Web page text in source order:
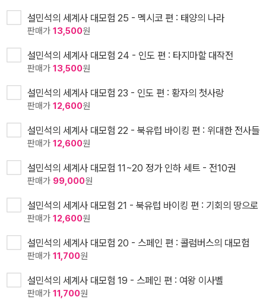
설민석의 세계사 대모험 25 - 멕시코 편 : 태양의 나라
판매가 13,500원
설민석의 세계사 대모험 24 - 인도 편 : 타지마할 대작전
판매가 13,500원
설민석의 세계사 대모험 23 - 인도 편 : 황자의 첫사랑
판매가 12,600원
설민석의 세계사 대모험 22 - 북유럽 바이킹 편 : 위대한 전사들
판매가 12,600원
설민석의 세계사 대모험 11~20 정가 인하 세트 - 전10권
판매가 99,000원
설민석의 세계사 대모험 21 - 북유럽 바이킹 편 : 기회의 땅으로
판매가 12,600원
설민석의 세계사 대모험 20 - 스페인 편 : 콜럼버스의 대모험
판매가 11,700원
설민석의 세계사 대모험 19 - 스페인 편 : 여왕 이사벨
판매가 11,700원